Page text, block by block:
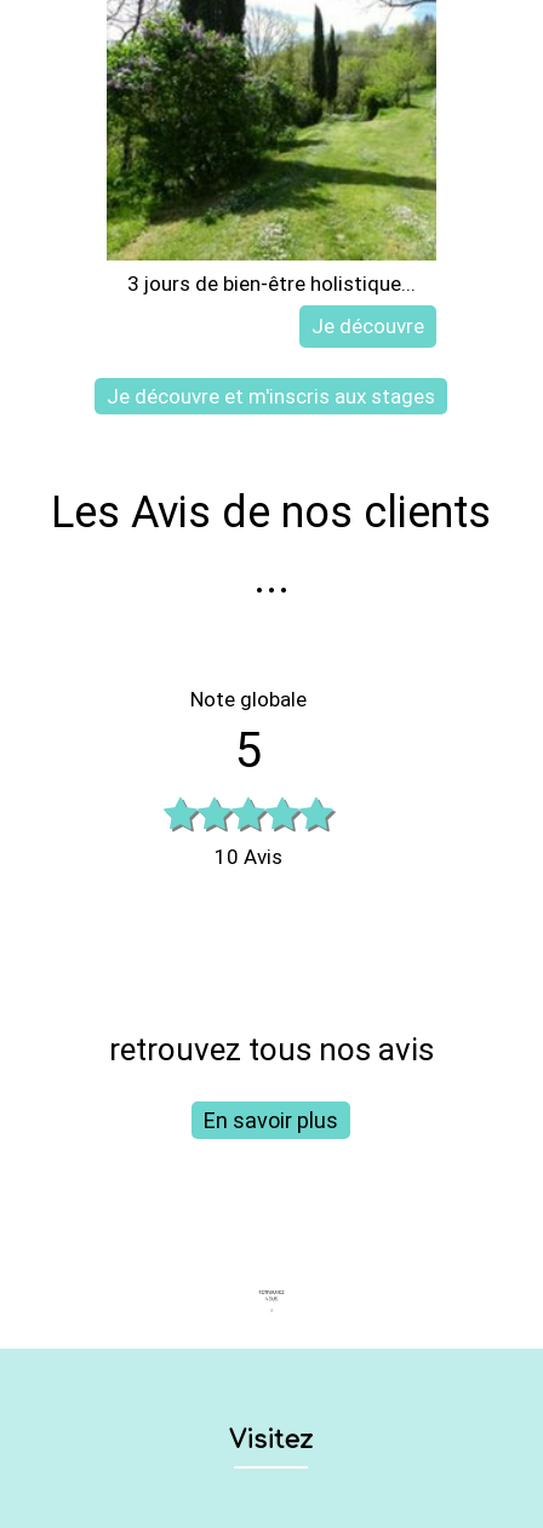
3 jours de bien-être holistique...
Je découvre et m'inscris aux stages
Les Avis de nos clients
...
5
10 Avis
retrouvez tous nos avis
En savoir plus
Visitez